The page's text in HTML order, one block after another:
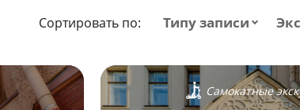
Сортировать по: Типу записи
Самокатные